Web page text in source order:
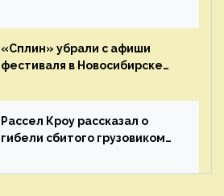
«Сплин» убрали с афиши
фестиваля в Новосибирске
отцов»
Рассел Кроу рассказал о
гибели сбитого грузовиком